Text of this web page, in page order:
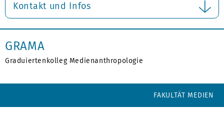
Kontakt und Infos
GRAMA
Graduiertenkolleg Medienanthropologie
FAKULTÄT MEDIEN